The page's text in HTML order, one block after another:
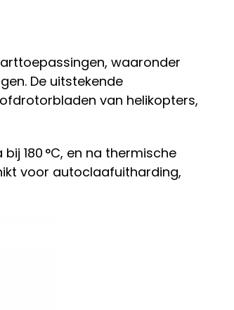
waaronder
De uitstekende
van helikopters,
180 °C, en na thermische
voor autoclaafuitharding,